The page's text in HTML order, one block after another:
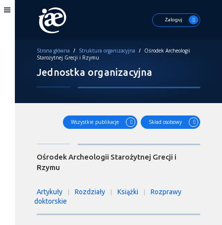
Zaloguj
Strona główna / Struktura organizacyjna / Ośrodek Archeologii
Starożytnej Grecji i Rzymu
Jednostka organizacyjna
Wszystkie publikacje Skład osobowy
Ośrodek Archeologii Starożytnej Grecji i
Rzymu
Artykuły Rozdziały Książki
Rozprawy
doktorskie